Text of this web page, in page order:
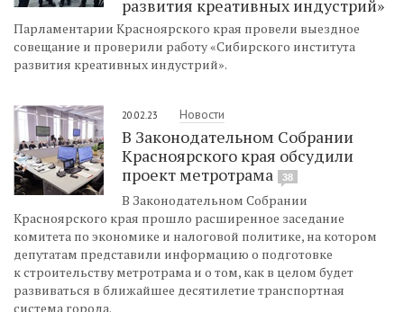
развития креативных индустрий»
Парламентарии Красноярского края провели выездное
совещание и проверили работу «Сибирского института
развития креативных индустрий».
20.02.23 Новости
В Законодательном Собрании
Красноярского края обсудили
проект метротрама
38
В Законодательном Собрании
Красноярского края прошло расширенное заседание
комитета по экономике и налоговой политике, на котором
депутатам представили информацию о подготовке
к строительству метротрама и о том, как в целом будет
развиваться в ближайшее десятилетие транспортная
система города.